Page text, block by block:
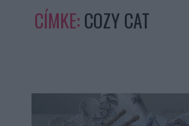
CÍMKE: COZY CAT